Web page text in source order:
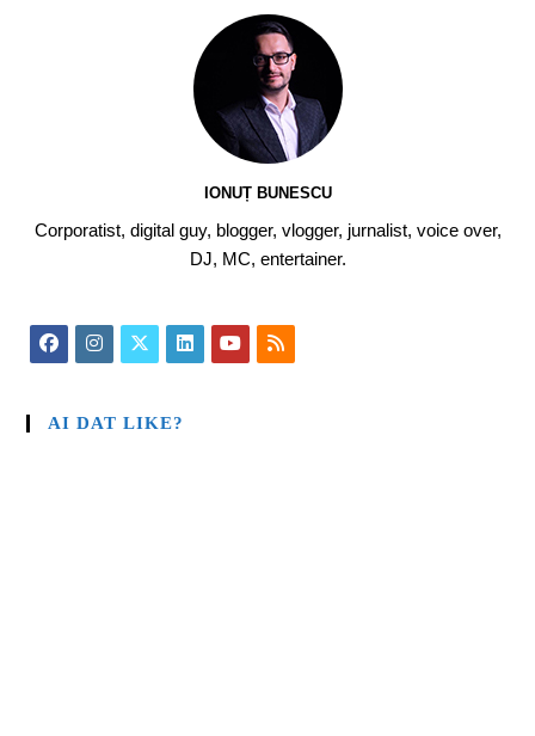
IONUȚ BUNESCU
Corporatist, digital guy, blogger, vlogger, jurnalist, voice over,
DJ, MC, entertainer.
AI DAT LIKE?